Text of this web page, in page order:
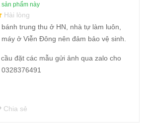
phẩm này
Hài lòng
trung thu ở HN, nhà tự làm luôn,
ở Viễn Đông nên đảm bảo vệ sinh.
đặt các mẫu gửi ảnh qua zalo cho
Chia sẻ